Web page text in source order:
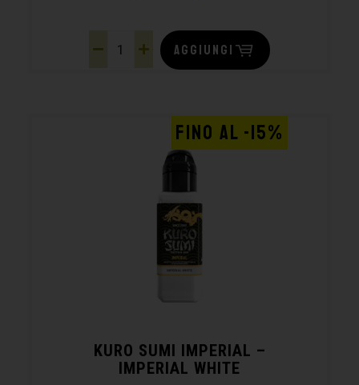
AGGIUNGI
KURO SUMI IMPERIAL –
IMPERIAL WHITE
FINO AL -15%